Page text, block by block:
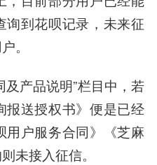
询到花呗记录，未来征
。
及产品说明”栏目中，若
报送授权书》便是已经
用户服务合同》《芝麻
未接入征信。